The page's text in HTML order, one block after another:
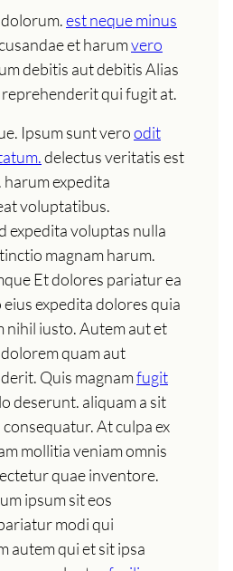
est neque minus
et harumvero
debitis aut debitis Alias
qui fugit at.
Ipsum sunt veroodit
delectus veritatis est
expedita
voluptatibus.
expedita voluptas nulla
magnam harum.
Et dolores pariatur ea
expedita dolores quia
nihil iusto. Autem aut et
quam aut
Quis magnamfugit
deserunt. aliquam a sit
At culpa ex
mollitia veniam omnis
quae inventore.
ipsum sit eos
modi qui
autem qui et sit ipsa